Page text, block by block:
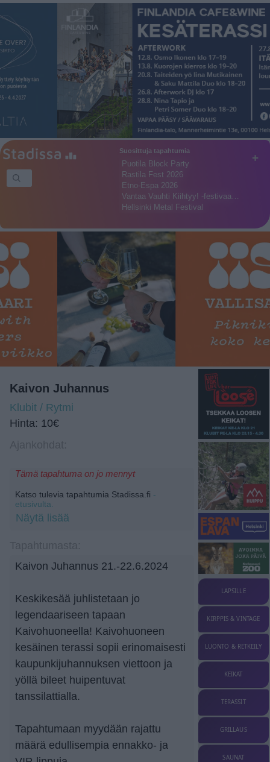
+
Suosittuja tapahtumia
Puotila Block Party
Rastila Fest 2026
Etno-Espa 2026
Vantaa Vauhti Kiihtyy! -festivaa…
Hellsinki Metal Festival
Kaivon Juhannus
Klubit / Rytmi
Hinta: 10€
Tämä tapahtuma on jo mennyt
Katso tulevia tapahtumia Stadissa.fi -
etusivulta.
Näytä lisää
Kaivon Juhannus 21.-22.6.2024
Keskikesää juhlistetaan jo
legendaariseen tapaan
Kaivohuoneella! Kaivohuoneen
kesäinen terassi sopii erinomaisesti
kaupunkijuhannuksen viettoon ja
yöllä bileet huipentuvat
tanssilattialla.
Tapahtumaan myydään rajattu
määrä edullisempia ennakko- ja
LAPSILLE
KIRPPIS & VINTAGE
LUONTO & RETKEILY
KEIKAT
TERASSIT
GRILLAUS
SAUNAT